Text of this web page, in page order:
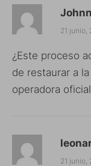
21 junio,
¿Este proceso
de restaurar a
operadora
21 junio,